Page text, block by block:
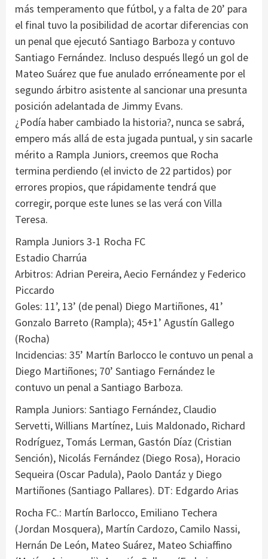
más temperamento que fútbol, y a falta de 20’ para
el final tuvo la posibilidad de acortar diferencias con
un penal que ejecutó Santiago Barboza y contuvo
Santiago Fernández. Incluso después llegó un gol de
Mateo Suárez que fue anulado erróneamente por el
segundo árbitro asistente al sancionar una presunta
posición adelantada de Jimmy Evans.
¿Podía haber cambiado la historia?, nunca se sabrá,
empero más allá de esta jugada puntual, y sin sacarle
mérito a Rampla Juniors, creemos que Rocha
termina perdiendo (el invicto de 22 partidos) por
errores propios, que rápidamente tendrá que
corregir, porque este lunes se las verá con Villa
Teresa.
Rampla Juniors 3-1 Rocha FC
Estadio Charrúa
Arbitros: Adrian Pereira, Aecio Fernández y Federico
Piccardo
Goles: 11’, 13’ (de penal) Diego Martiñones, 41’
Gonzalo Barreto (Rampla); 45+1’ Agustín Gallego
(Rocha)
Incidencias: 35’ Martín Barlocco le contuvo un penal a
Diego Martiñones; 70’ Santiago Fernández le
contuvo un penal a Santiago Barboza.
Rampla Juniors: Santiago Fernández, Claudio
Servetti, Willians Martínez, Luis Maldonado, Richard
Rodríguez, Tomás Lerman, Gastón Díaz (Cristian
Sención), Nicolás Fernández (Diego Rosa), Horacio
Sequeira (Oscar Padula), Paolo Dantáz y Diego
Martiñones (Santiago Pallares). DT: Edgardo Arias
Rocha FC.: Martín Barlocco, Emiliano Techera
(Jordan Mosquera), Martín Cardozo, Camilo Nassi,
Hernán De León, Mateo Suárez, Mateo Schiaffino